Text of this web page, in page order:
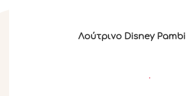
Λούτρινο Disney Pambi